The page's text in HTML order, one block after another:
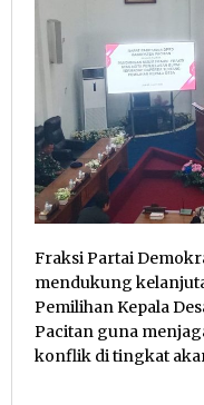
Fraksi Partai
mendukung
Pemilihan Kepala
Pacitan guna
konflik di tingkat